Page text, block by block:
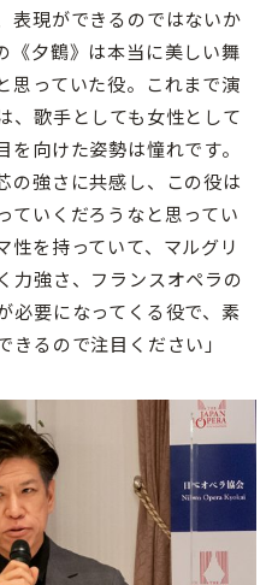
表現ができるのではないか
《夕鶴》は本当に美しい舞
思っていた役。これまで演
、歌手としても女性として
向けた姿勢は憧れです。
の強さに共感し、この役は
ていくだろうなと思ってい
性を持っていて、マルグリ
力強さ、フランスオペラの
必要になってくる役で、素
るので注目ください」